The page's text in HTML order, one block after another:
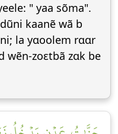
" yaa sõma".
kaanẽ wã b
la yɑoolem rɑɑr
wẽn-zoεtbã zɑk be